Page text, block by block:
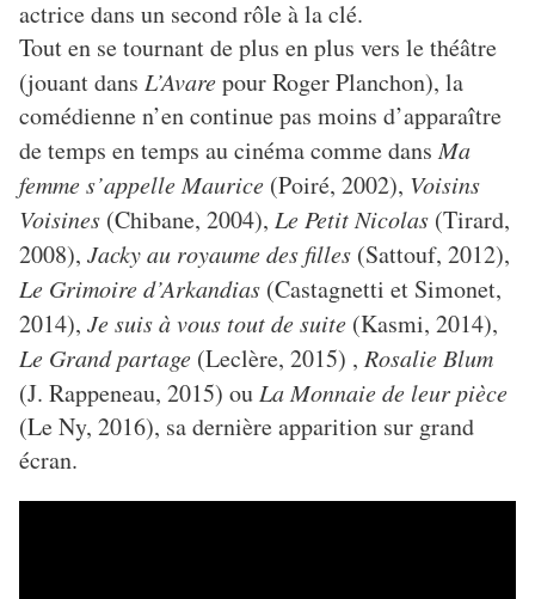
actrice dans un second rôle à la clé.
Tout en se tournant de plus en plus vers le théâtre
(jouant dans L’Avarepour Roger Planchon), la
comédienne n’en continue pas moins d’apparaître
de temps en temps au cinéma comme dansMa
femme s’appelle Maurice (Poiré, 2002), Voisins
Voisines (Chibane, 2004), Le Petit Nicolas (Tirard,
2008), Jacky au royaume des filles (Sattouf, 2012),
Le Grimoire d’Arkandias (Castagnetti et Simonet,
2014), Je suis à vous tout de suite (Kasmi, 2014),
Le Grand partage (Leclère, 2015) , Rosalie Blum
(J. Rappeneau, 2015) ou La Monnaie de leur pièce
(Le Ny, 2016), sa dernière apparition sur grand
écran.